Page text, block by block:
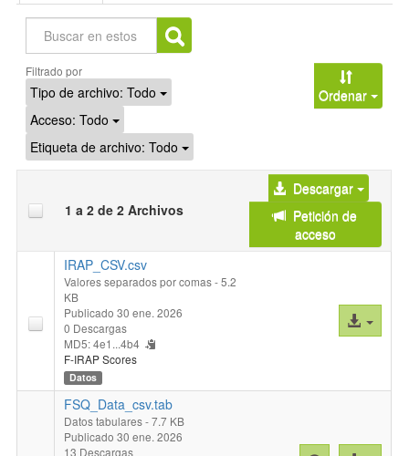
Buscar
Filtrado por
Tipo de archivo: Todo
Acceso: Todo
Etiqueta de archivo: Todo
Ordenar
1 a 2 de 2 Archivos
Descargar
Petición de
acceso
IRAP_CSV.csv
Valores separados por comas- 5.2
KB
Publicado 30 ene. 2026
0 Descargas
MD5: 4e1...4b4
F-IRAP Scores
Datos
Acceso
al
FSQ_Data_csv.tab
Datos tabulares- 7.7 KB
Publicado 30 ene. 2026
13 Descargas